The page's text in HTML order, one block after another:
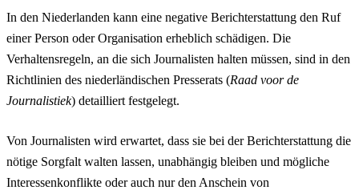
In den Niederlanden kann eine negative Berichterstattung den Ruf
einer Person oder Organisation erheblich schädigen. Die
Verhaltensregeln, an die sich Journalisten halten müssen, sind in den
Richtlinien des niederländischen Presserats (Raad voor de
Journalistiek) detailliert festgelegt.
Von Journalisten wird erwartet, dass sie bei der Berichterstattung die
nötige Sorgfalt walten lassen, unabhängig bleiben und mögliche
Interessenkonflikte oder auch nur den Anschein von